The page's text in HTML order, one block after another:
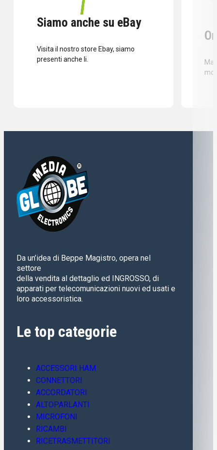
Siamo anche su eBay
Visita il nostro store Ebay, siamo
presenti anche li.
Da un’idea di Beppe Magistro, opera nel
settore
della vendita al dettaglio ed INGROSSO, di
apparati per telecomunicazioni nuovi ed usati e
loro accessoristica.
Le top categorie
ACCESSORI HAM
CONNETTORI
ACCORDATORI
ALTOPARLANTI
MICROFONI
RICAMBI
RICETRASMETTITORI